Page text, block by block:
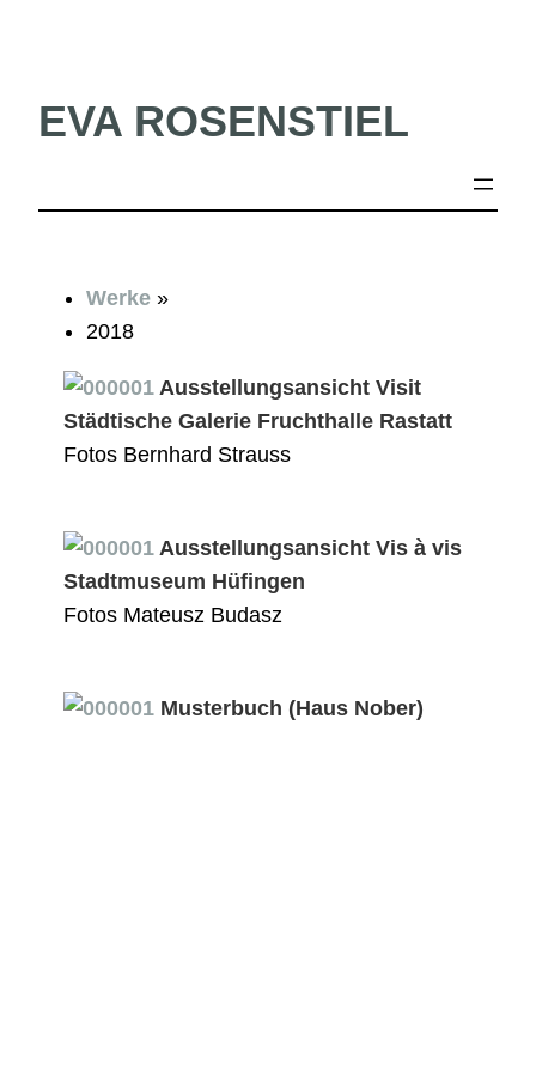
EVA ROSENSTIEL
Werke »
2018
Ausstellungsansicht Visit
Städtische Galerie Fruchthalle Rastatt
Fotos Bernhard Strauss
Ausstellungsansicht Vis à vis
Stadtmuseum Hüfingen
Fotos Mateusz Budasz
Musterbuch (Haus Nober)